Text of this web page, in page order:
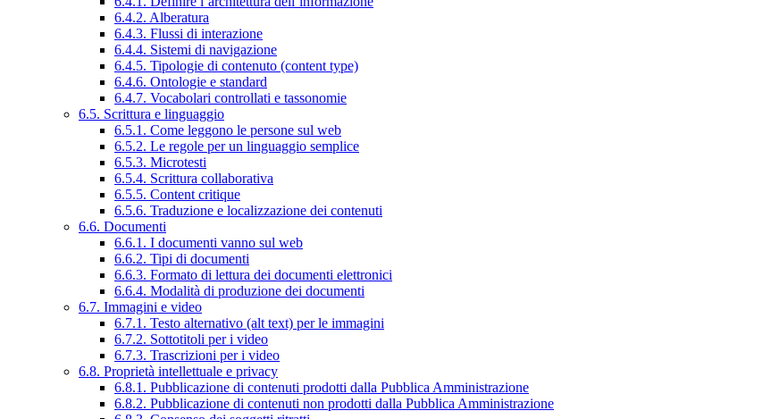
6.4.2. Alberatura
6.4.3. Flussi di interazione
6.4.4. Sistemi di navigazione
6.4.5. Tipologie di contenuto (content type)
6.4.6. Ontologie e standard
6.4.7. Vocabolari controllati e tassonomie
6.5. Scrittura e linguaggio
6.5.1. Come leggono le persone sul web
6.5.2. Le regole per un linguaggio semplice
6.5.3. Microtesti
6.5.4. Scrittura collaborativa
6.5.5. Content critique
6.5.6. Traduzione e localizzazione dei contenuti
6.6. Documenti
6.6.1. I documenti vanno sul web
6.6.2. Tipi di documenti
6.6.3. Formato di lettura dei documenti elettronici
6.6.4. Modalità di produzione dei documenti
6.7. Immagini e video
6.7.1. Testo alternativo (alt text) per le immagini
6.7.2. Sottotitoli per i video
6.7.3. Trascrizioni per i video
6.8. Proprietà intellettuale e privacy
6.8.1. Pubblicazione di contenuti prodotti dalla Pubblica Amministrazione
6.8.2. Pubblicazione di contenuti non prodotti dalla Pubblica Amministrazione